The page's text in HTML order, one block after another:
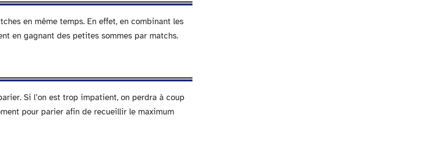
en même temps. En effet, en combinant les
en gagnant des petites sommes par matchs.
Si l’on est trop impatient, on perdra à coup
pour parier afin de recueillir le maximum